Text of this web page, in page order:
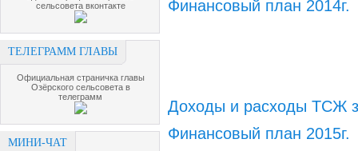
сельсовета вконтакте
ТЕЛЕГРАММ ГЛАВЫ
Официальная страничка главы
Озёрского сельсовета в
телеграмм
МИНИ-ЧАТ
Финансовый план 2014г.
Доходы и расходы ТСЖ
Финансовый план 2015г.